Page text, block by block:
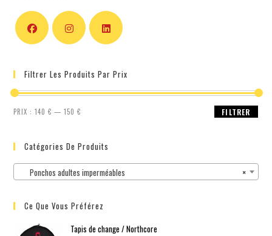
Filtrer Les Produits Par Prix
FILTRER
PRIX :140 € —150 €
Catégories De Produits
×
Ponchos adultes imperméables
Ce Que Vous Préférez
Tapis de change / Northcore